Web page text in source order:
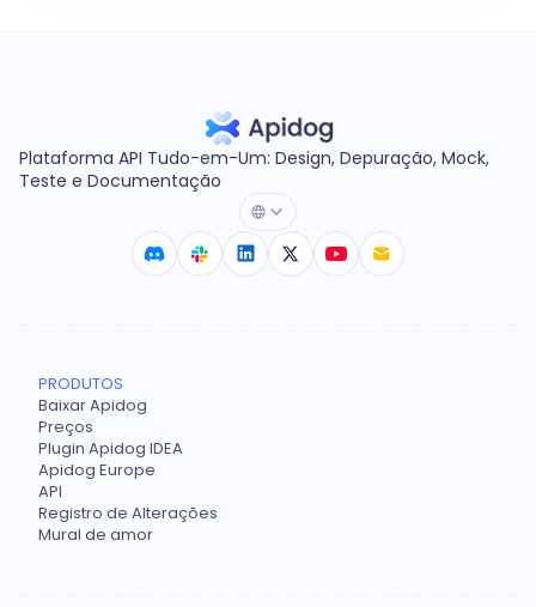
Plataforma API Tudo-em-Um: Design, Depuração, Mock,
Teste e Documentação
PRODUTOS
Baixar Apidog
Preços
Plugin Apidog IDEA
Apidog Europe
API
Registro de Alterações
Mural de amor